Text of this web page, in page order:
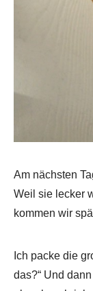
Am nächsten
Weil sie lecker
kommen wir
Ich packe die
das?“ Und